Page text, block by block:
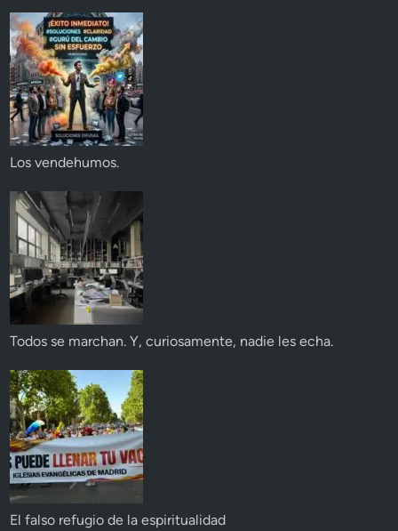
Los vendehumos.
Todos se marchan. Y, curiosamente, nadie les echa.
El falso refugio de la espiritualidad